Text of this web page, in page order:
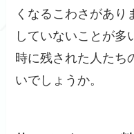
くなるこわさがあり
していないことが多
時に残された人たち
いでしょうか。